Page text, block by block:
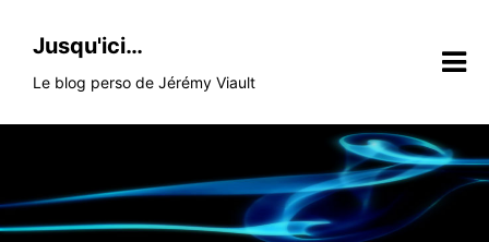
Jusqu'ici…
Le blog perso de Jérémy Viault